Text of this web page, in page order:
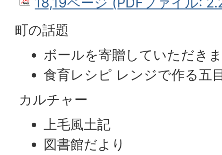
町の話題
ボールを寄贈していただき
食育レシピ レンジで作る五
カルチャー
上毛風土記
図書館だより